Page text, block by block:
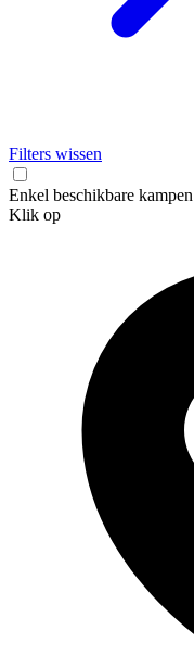
Filters wissen
Enkel beschikbare kampen
Klik op